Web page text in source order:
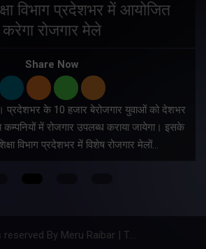
विभाग प्रदेशभर में आयोजित
करेगा रोजगार मेले
Share Now
प्रदेशभर के 10 हजार बेरोजगार युवाओं को देशभर
कम्पनियों में रोजगार उपलब्ध कराया जायेगा। इसके
विभाग प्रदेशभर में विशेष रोजगार मेलों…
Copyright © All rights reserved By Meru Raibar | Theme by